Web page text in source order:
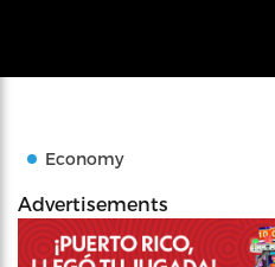
Economy
Advertisements